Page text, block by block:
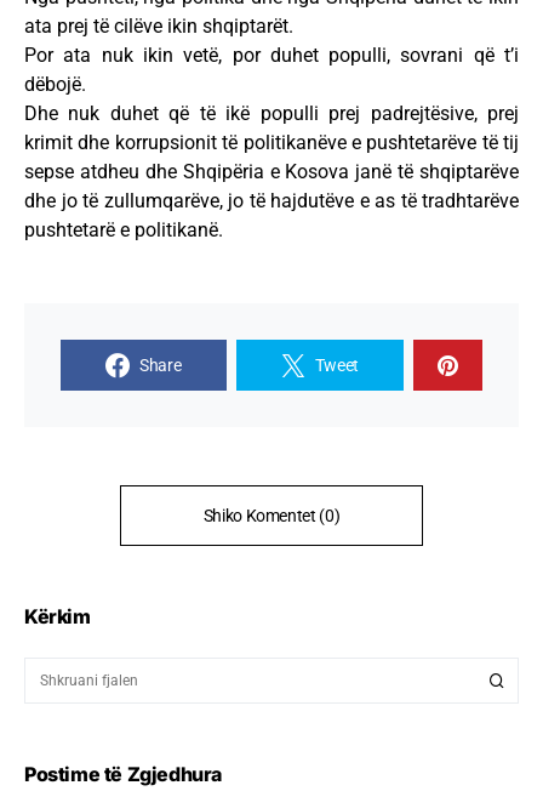
ata prej të cilëve ikin shqiptarët.
Por ata nuk ikin vetë, por duhet populli, sovrani që t’i
dëbojë.
Dhe nuk duhet që të ikë populli prej padrejtësive, prej
krimit dhe korrupsionit të politikanëve e pushtetarëve të tij
sepse atdheu dhe Shqipëria e Kosova janë të shqiptarëve
dhe jo të zullumqarëve, jo të hajdutëve e as të tradhtarëve
pushtetarë e politikanë.
Share Tweet
Shiko Komentet (0)
Kërkim
Postime të Zgjedhura